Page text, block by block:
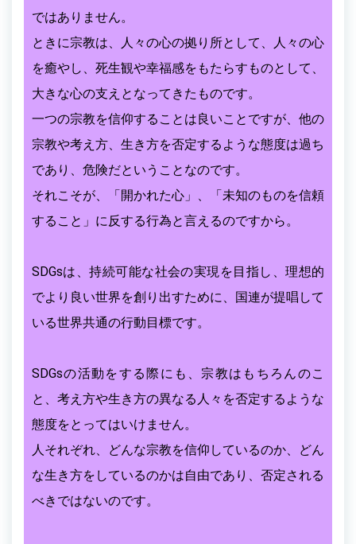
ではありません。
ときに宗教は、人々の心の拠り所として、人々の心
を癒やし、死生観や幸福感をもたらすものとして、
大きな心の支えとなってきたものです。
一つの宗教を信仰することは良いことですが、他の
宗教や考え方、生き方を否定するような態度は過ち
であり、危険だということなのです。
それこそが、「開かれた心」、「未知のものを信頼
すること」に反する行為と言えるのですから。
SDGsは、持続可能な社会の実現を目指し、理想的
でより良い世界を創り出すために、国連が提唱して
いる世界共通の行動目標です。
SDGsの活動をする際にも、宗教はもちろんのこ
と、考え方や生き方の異なる人々を否定するような
態度をとってはいけません。
人それぞれ、どんな宗教を信仰しているのか、どん
な生き方をしているのかは自由であり、否定される
べきではないのです。